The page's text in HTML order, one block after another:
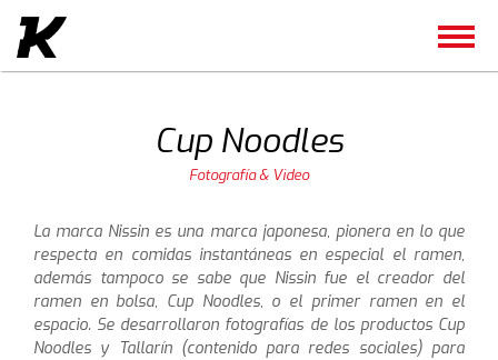
Cup Noodles
Fotografía & Video
La marca Nissin es una marca japonesa, pionera en lo que
respecta en comidas instantáneas en especial el ramen,
además tampoco se sabe que Nissin fue el creador del
ramen en bolsa, Cup Noodles, o el primer ramen en el
espacio. Se desarrollaron fotografías de los productos Cup
Noodles y Tallarín (contenido para redes sociales) para